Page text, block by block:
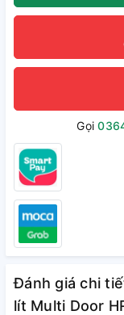
Gọi
Đánh giá chi
lít Multi Door